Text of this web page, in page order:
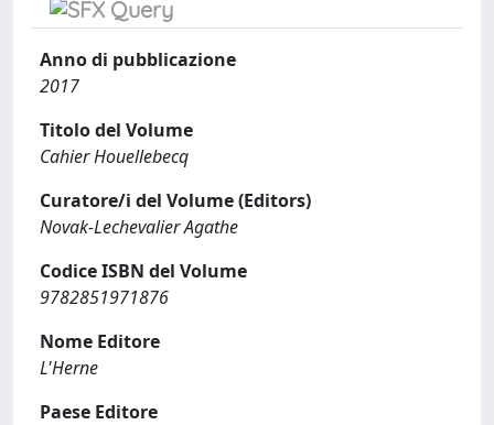
Anno di pubblicazione
2017
Titolo del Volume
Cahier Houellebecq
Curatore/i del Volume (Editors)
Novak-Lechevalier Agathe
Codice ISBN del Volume
9782851971876
Nome Editore
L'Herne
Paese Editore